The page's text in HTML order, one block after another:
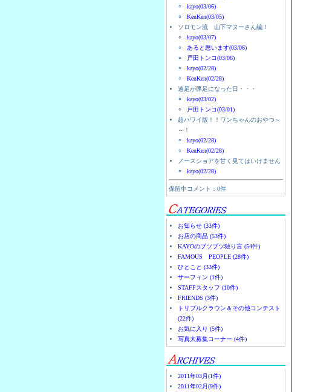
kayo(03/06)
KenKen(03/05)
ソロモン流 山下マヌーさん編！
kayo(03/07)
あると思います(03/06)
戸田トンコ(03/06)
kayo(02/28)
KenKen(02/28)
遠足が豚足になった日・・・
kayo(03/02)
戸田トンコ(03/01)
超ハワイ版！！ワンちゃんのおやつ～
～！
kayo(02/28)
KenKen(02/28)
ノースショアを甘く見てはいけません
kayo(02/28)
保留中コメント：0件
お知らせ (33件)
お店の商品 (53件)
KAYOのブツブツ独り言 (54件)
FAMOUS PEOPLE (28件)
ひとこと (33件)
サーフィン (1件)
STAFFスタッフ (10件)
FRIENDS (3件)
トリプルクラウン＆その他コンテスト
(22件)
お気に入り (5件)
写真大募集コーナー (4件)
2011年03月(1件)
2011年02月(9件)